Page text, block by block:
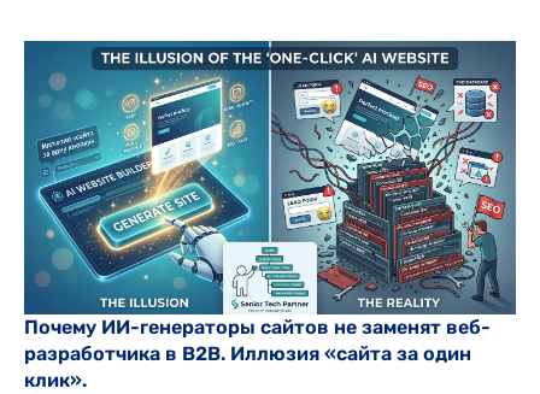
Почему ИИ-генераторы сайтов не заменят веб-
разработчика в B2B. Иллюзия «сайта за один
клик».